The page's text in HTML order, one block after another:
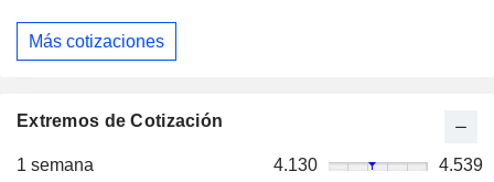
Más cotizaciones
Extremos de Cotización
1 semana 4.130
4.539